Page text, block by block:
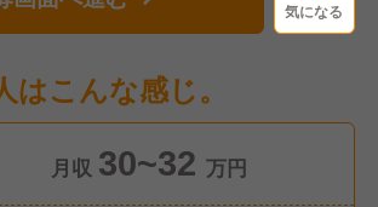
気になる
はこんな感じ。
月収 30~32 万円
気になる